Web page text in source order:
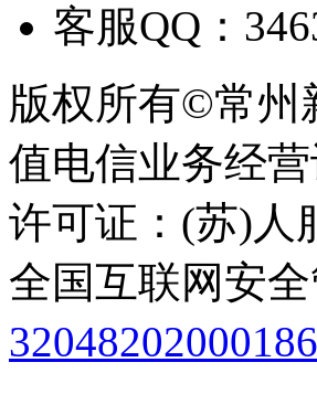
客服QQ：
版权所有©常州
值电信业务经
许可证：(苏)人
全国互联网安